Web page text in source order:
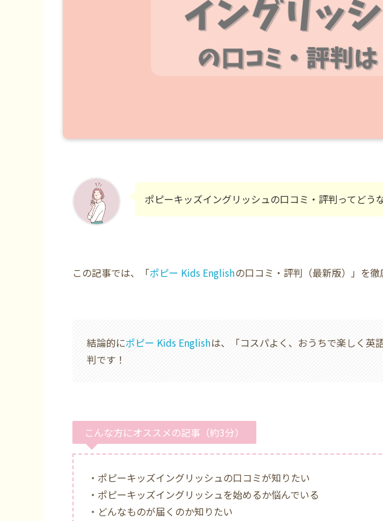
ポピーキッズイングリッシュの口コミ・評判ってどう
この記事では、「ポピー Kids Englishの口コミ・評判（最新版）」を徹
結論的にポピー Kids Englishは、「コスパよく、おうちで楽しく英
判です！
こんな方にオススメの記事（約3分）
・ポピーキッズイングリッシュの口コミが知りたい
・ポピーキッズイングリッシュを始めるか悩んでいる
・どんなものが届くのか知りたい